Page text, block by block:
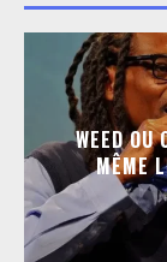
WEED
MÊME